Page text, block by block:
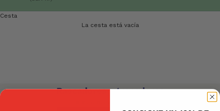
Cesta
La cesta está vacía
Rascadores y trepadores